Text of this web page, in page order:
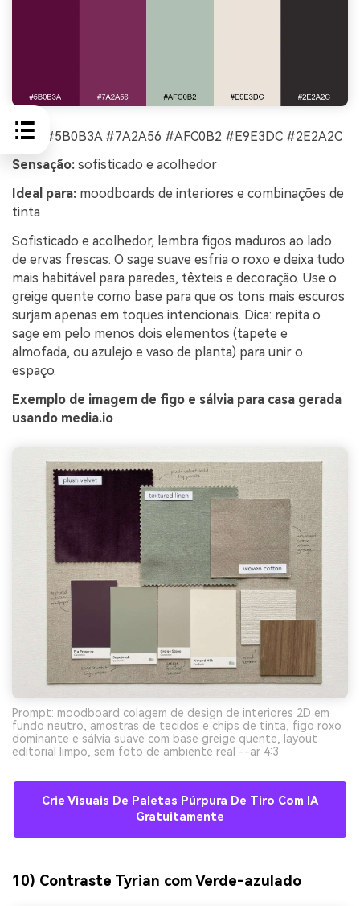
HEX:
#5B0B3A #7A2A56 #AFC0B2 #E9E3DC #2E2A2C
Sensação: sofisticado e acolhedor
Ideal para: moodboards de interiores e combinações de
tinta
Sofisticado e acolhedor, lembra figos maduros ao lado
de ervas frescas. O sage suave esfria o roxo e deixa tudo
mais habitável para paredes, têxteis e decoração. Use o
greige quente como base para que os tons mais escuros
surjam apenas em toques intencionais. Dica: repita o
sage em pelo menos dois elementos (tapete e
almofada, ou azulejo e vaso de planta) para unir o
espaço.
Exemplo de imagem de figo e sálvia para casa gerada
usando media.io
Prompt: moodboard colagem de design de interiores 2D em
fundo neutro, amostras de tecidos e chips de tinta, figo roxo
dominante e sálvia suave com base greige quente, layout
editorial limpo, sem foto de ambiente real --ar 4:3
Crie Visuais De Paletas Púrpura De Tiro Com IA
Gratuitamente
10) Contraste Tyrian com Verde-azulado